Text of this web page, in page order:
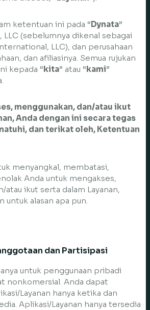
ketentuan ini pada “Dynata”
LLC (sebelumnya dikenal sebagai
LLC), dan perusahaan
dan afiliasinya. Semua rujukan
kepada “kita” atau “kami”
menggunakan, dan/atau ikut
Anda dengan ini secara tegas
dan terikat oleh, Ketentuan
menyangkal, membatasi,
Anda untuk mengakses,
atau ikut serta dalam Layanan,
untuk alasan apa pun.
dan Partisipasi
untuk penggunaan pribadi
nonkomersial. Anda dapat
Layanan hanya ketika dan
Aplikasi/Layanan hanya tersedia